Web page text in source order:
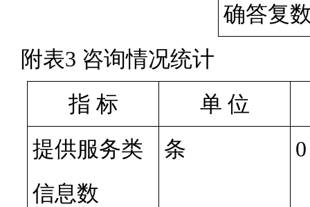
确答复
附表3 咨询情况统计
指 标
单 位
提供服务类
信息数
条 0